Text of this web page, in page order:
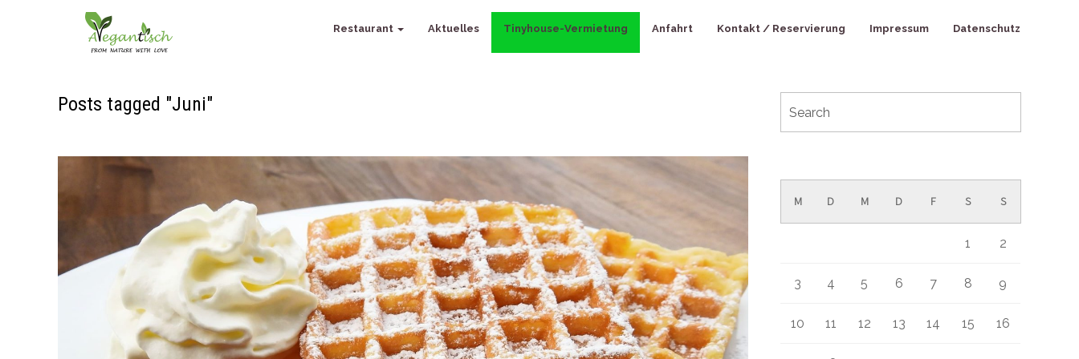
Restaurant Aktuelles Tinyhouse-Vermietung Anfahrt Kontakt / Reservierung Impressum Datenschutz
Posts tagged "Juni"
M D M D F S S
1 2
3 4 5 6 7 8 9
10 11 12 13 14 15 16